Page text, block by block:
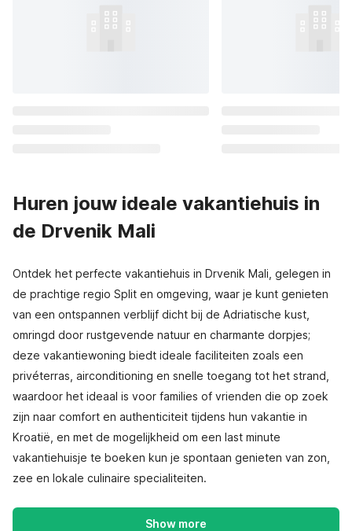
Huren jouw ideale vakantiehuis in
de Drvenik Mali
Ontdek het perfecte vakantiehuis in Drvenik Mali, gelegen in
de prachtige regio Split en omgeving, waar je kunt genieten
van een ontspannen verblijf dicht bij de Adriatische kust,
omringd door rustgevende natuur en charmante dorpjes;
deze vakantiewoning biedt ideale faciliteiten zoals een
privéterras, airconditioning en snelle toegang tot het strand,
waardoor het ideaal is voor families of vrienden die op zoek
zijn naar comfort en authenticiteit tijdens hun vakantie in
Kroatië, en met de mogelijkheid om een last minute
vakantiehuisje te boeken kun je spontaan genieten van zon,
zee en lokale culinaire specialiteiten.
Show more